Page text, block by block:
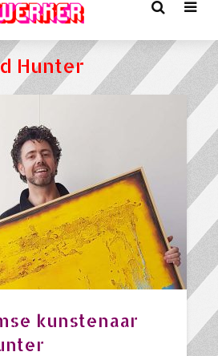
Hunter
kunstenaar